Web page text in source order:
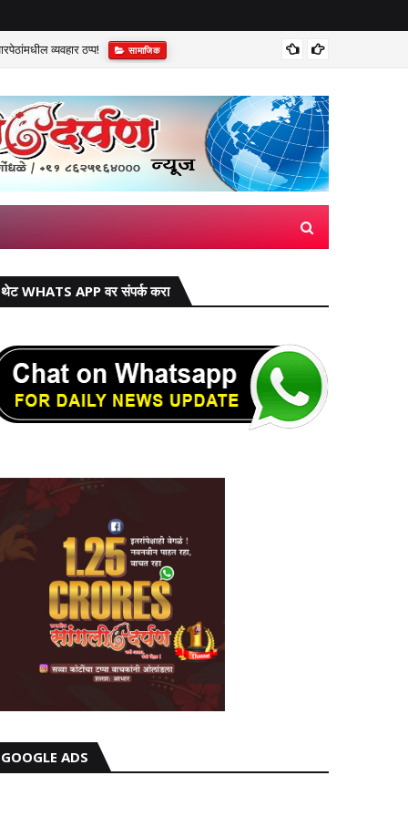
व्यवहार ठप्प!​ सामाजिक
थेट WHATS APP वर संपर्क करा
GOOGLE ADS